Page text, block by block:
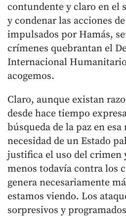
contundente y claro en el
y condenar las acciones
impulsados por Hamás,
crímenes quebrantan el
Internacional
acogemos.
Claro, aunque existan
desde hace tiempo
búsqueda de la paz en
necesidad de un Estado
justifica el uso del crimen
menos todavía contra los
genera necesariamente
estamos viendo. Los
sorpresivos y